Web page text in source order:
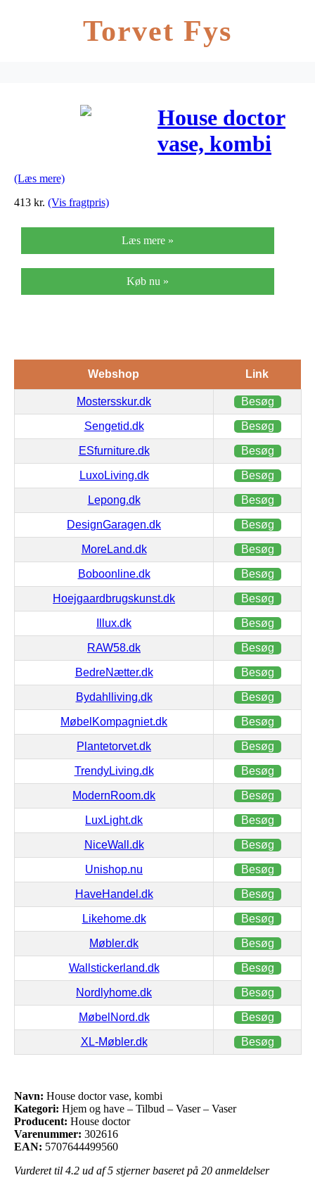
Torvet Fys
House doctor
vase, kombi
(Læs mere)
413 kr. (Vis fragtpris)
Læs mere »
Køb nu »
Webshop Link
Mostersskur.dk Besøg
Sengetid.dk Besøg
ESfurniture.dk Besøg
LuxoLiving.dk Besøg
Lepong.dk Besøg
DesignGaragen.dk Besøg
MoreLand.dk Besøg
Boboonline.dk Besøg
Hoejgaardbrugskunst.dk Besøg
Illux.dk Besøg
RAW58.dk Besøg
BedreNætter.dk Besøg
Bydahlliving.dk Besøg
MøbelKompagniet.dk Besøg
Plantetorvet.dk Besøg
TrendyLiving.dk Besøg
ModernRoom.dk Besøg
LuxLight.dk Besøg
NiceWall.dk Besøg
Unishop.nu Besøg
HaveHandel.dk Besøg
Likehome.dk Besøg
Møbler.dk Besøg
Wallstickerland.dk Besøg
Nordlyhome.dk Besøg
MøbelNord.dk Besøg
XL-Møbler.dk Besøg
Navn: House doctor vase, kombi
Kategori: Hjem og have – Tilbud – Vaser – Vaser
Producent: House doctor
Varenummer: 302616
EAN: 5707644499560
Vurderet til 4.2 ud af 5 stjerner baseret på 20 anmeldelser